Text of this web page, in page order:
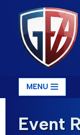
Aller
contenu
MENU
Event